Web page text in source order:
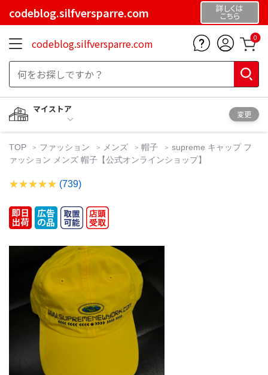
codeblog.silfversparre.com 詳しくは
こちら
codeblog.silfversparre.com 0
マイストア
変更
TOP ファッション メンズ 帽子
supreme キャップ フ
ァッション メンズ 帽子【公式オンラインショップ】
(739)